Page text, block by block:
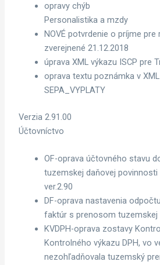
opravy chýb
Personalistika a mzdy
NOVÉ potvrdenie o príjme
zverejnené 21.12.2018
úprava XML výkazu ISCP pre
oprava textu poznámka v
SEPA_VYPLATY
Verzia 2.91.00
Účtovníctvo
OF-oprava účtovného stavu
tuzemskej daňovej povinnosti
ver.2.90
DF-oprava nastavenia
faktúr s prenosom tuzemskej
KVDPH-oprava zostavy
Kontrolného výkazu DPH, vo
nezohľadňovala tuzemský